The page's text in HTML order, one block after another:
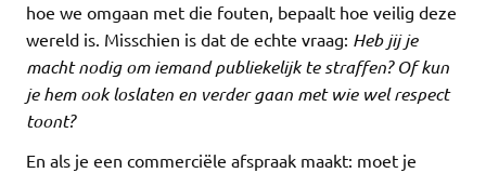
hoe we omgaan met die fouten, bepaalt hoe veilig deze
wereld is. Misschien is dat de echte vraag: Heb jij je
macht nodig om iemand publiekelijk te straffen? Of kun
je hem ook loslaten en verder gaan met wie wel respect
toont?
En als je een commerciële afspraak maakt: moet je